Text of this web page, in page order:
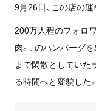
9月26日、この店の
200万人程のフォロ
肉。』のハンバーグ
まで閑散としていた
る時間へと変貌した。